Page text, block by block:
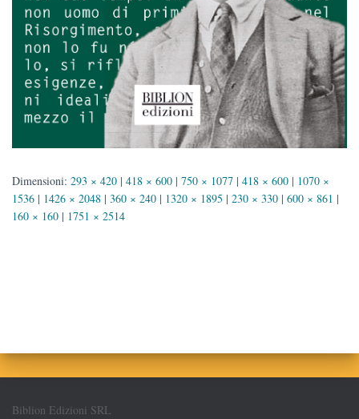
Dimensioni: 293 × 420 | 418 × 600 | 750 × 1077 | 418 × 600 | 1070 ×
1536 | 1426 × 2048 | 360 × 240 | 1320 × 1895 | 230 × 330 | 600 × 861 |
160 × 160 | 1751 × 2514
Biblion Edizioni SRL